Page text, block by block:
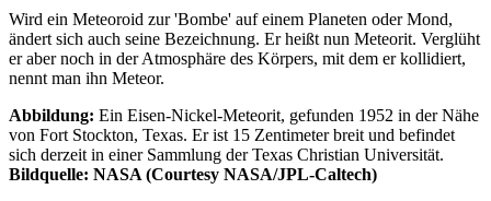
Wird ein Meteoroid zur 'Bombe' auf einem Planeten oder Mond,
ändert sich auch seine Bezeichnung. Er heißt nun Meteorit. Verglüht
er aber noch in der Atmosphäre des Körpers, mit dem er kollidiert,
nennt man ihn Meteor.
Abbildung: Ein Eisen-Nickel-Meteorit, gefunden 1952 in der Nähe
von Fort Stockton, Texas. Er ist 15 Zentimeter breit und befindet
sich derzeit in einer Sammlung der Texas Christian Universität.
Bildquelle: NASA (Courtesy NASA/JPL-Caltech)